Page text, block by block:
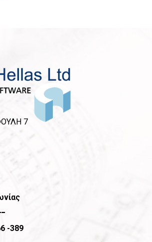
7
-389